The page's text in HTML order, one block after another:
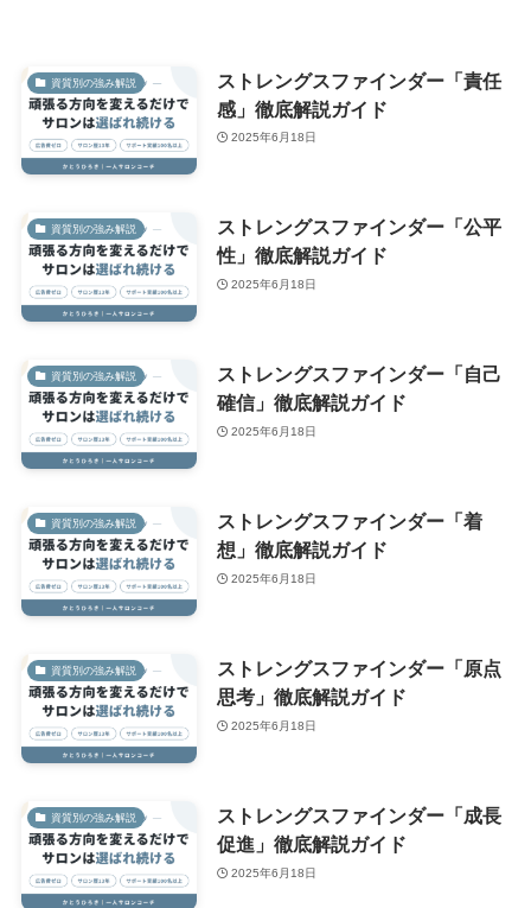
資質別の強み解説
ストレングスファインダー「責任
感」徹底解説ガイド
2025年6月18日
資質別の強み解説
ストレングスファインダー「公平
性」徹底解説ガイド
2025年6月18日
資質別の強み解説
ストレングスファインダー「自己
確信」徹底解説ガイド
2025年6月18日
資質別の強み解説
ストレングスファインダー「着
想」徹底解説ガイド
2025年6月18日
資質別の強み解説
ストレングスファインダー「原点
思考」徹底解説ガイド
2025年6月18日
資質別の強み解説
ストレングスファインダー「成長
促進」徹底解説ガイド
2025年6月18日